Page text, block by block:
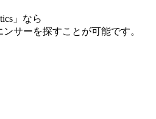
」なら
サーを探すことが可能です。